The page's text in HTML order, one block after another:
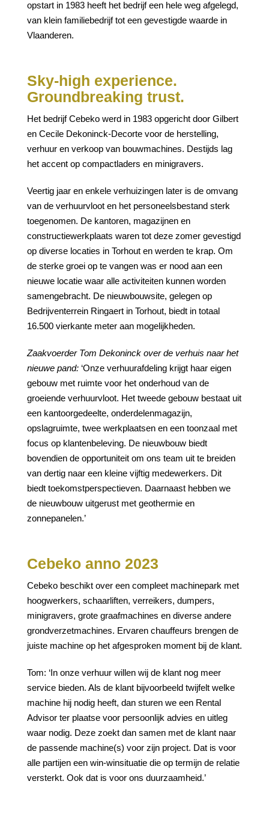
opstart in 1983 heeft het bedrijf een hele weg afgelegd,
van klein familiebedrijf tot een gevestigde waarde in
Vlaanderen.
Sky-high experience.
Groundbreaking trust.
Het bedrijf Cebeko werd in 1983 opgericht door Gilbert
en Cecile Dekoninck-Decorte voor de herstelling,
verhuur en verkoop van bouwmachines. Destijds lag
het accent op compactladers en minigravers.
Veertig jaar en enkele verhuizingen later is de omvang
van de verhuurvloot en het personeelsbestand sterk
toegenomen. De kantoren, magazijnen en
constructiewerkplaats waren tot deze zomer gevestigd
op diverse locaties in Torhout en werden te krap. Om
de sterke groei op te vangen was er nood aan een
nieuwe locatie waar alle activiteiten kunnen worden
samengebracht. De nieuwbouwsite, gelegen op
Bedrijventerrein Ringaert in Torhout, biedt in totaal
16.500 vierkante meter aan mogelijkheden.
Zaakvoerder Tom Dekoninck over de verhuis naar het
nieuwe pand: ‘Onze verhuurafdeling krijgt haar eigen
gebouw met ruimte voor het onderhoud van de
groeiende verhuurvloot. Het tweede gebouw bestaat uit
een kantoorgedeelte, onderdelenmagazijn,
opslagruimte, twee werkplaatsen en een toonzaal met
focus op klantenbeleving. De nieuwbouw biedt
bovendien de opportuniteit om ons team uit te breiden
van dertig naar een kleine vijftig medewerkers. Dit
biedt toekomstperspectieven. Daarnaast hebben we
de nieuwbouw uitgerust met geothermie en
zonnepanelen.’
Cebeko anno 2023
Cebeko beschikt over een compleet machinepark met
hoogwerkers, schaarliften, verreikers, dumpers,
minigravers, grote graafmachines en diverse andere
grondverzetmachines. Ervaren chauffeurs brengen de
juiste machine op het afgesproken moment bij de klant.
Tom: ‘In onze verhuur willen wij de klant nog meer
service bieden. Als de klant bijvoorbeeld twijfelt welke
machine hij nodig heeft, dan sturen we een Rental
Advisor ter plaatse voor persoonlijk advies en uitleg
waar nodig. Deze zoekt dan samen met de klant naar
de passende machine(s) voor zijn project. Dat is voor
alle partijen een win-winsituatie die op termijn de relatie
versterkt. Ook dat is voor ons duurzaamheid.’